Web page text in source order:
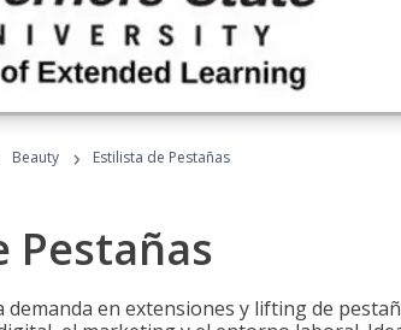
Beauty › Estilista de Pestañas
Pestañas
demanda en extensiones y lifting de